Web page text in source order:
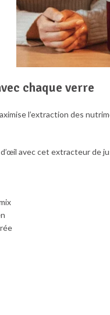
chaque verre
l’extraction des
avec cet extracteur de